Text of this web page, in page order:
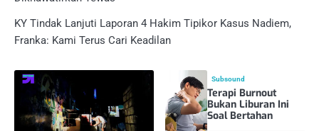
KY Tindak Lanjuti Laporan 4 Hakim Tipikor Kasus Nadiem,
Franka: Kami Terus Cari Keadilan
Subsound
Terapi Burnout
Bukan Liburan Ini
Soal Bertahan